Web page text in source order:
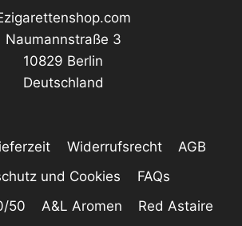
Naumannstraße 3
10829 Berlin
Deutschland
Widerrufsrecht
AGB
und Cookies
FAQs
50
A&L Aromen Red Astaire